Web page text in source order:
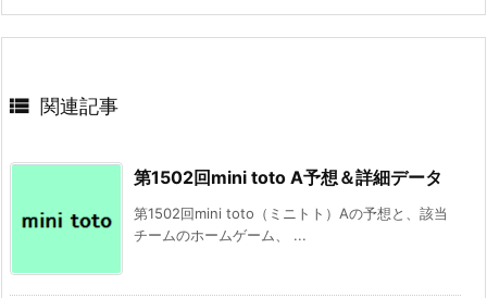
 関連記事
第1502回mini toto A予想＆詳細データ
第1502回mini toto（ミニトト）Aの予想と、該当
チームのホームゲーム、 ...